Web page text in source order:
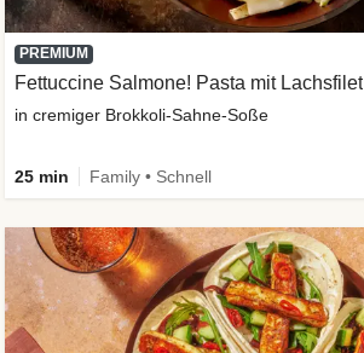
PREMIUM
Fettuccine Salmone! Pasta mit Lachsfilet
in cremiger Brokkoli-Sahne-Soße
25 min Family • Schnell